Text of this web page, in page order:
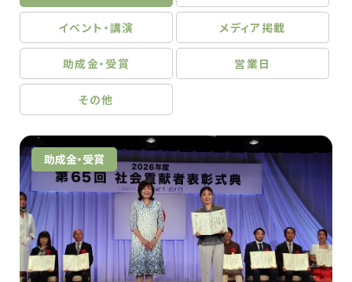
イベント・講演 メディア掲載
助成金・受賞 営業日
その他
助成金・受賞